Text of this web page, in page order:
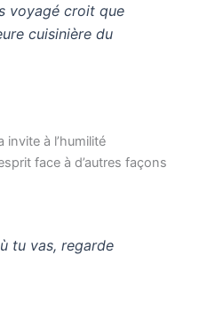
voyagé croit que
cuisinière du
invite à l’humilité
face à d’autres façons
tu vas, regarde